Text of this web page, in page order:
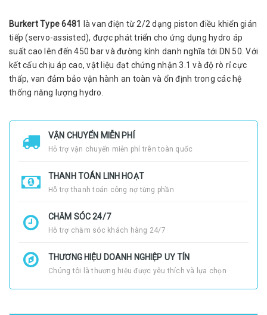
Burkert Type 6481
là van điện từ 2/2 dạng piston điều khiển gián
tiếp (servo-assisted), được phát triển cho ứng dụng hydro áp
suất cao lên đến 450 bar và đường kính danh nghĩa tới DN 50. Với
kết cấu chịu áp cao, vật liệu đạt chứng nhận 3.1 và độ rò rỉ cực
thấp, van đảm bảo vận hành an toàn và ổn định trong các hệ
thống năng lượng hydro.
VẬN CHUYỂN MIỄN PHÍ
Hỗ trợ vận chuyển miễn phí trên toàn quốc
THANH TOÁN LINH HOẠT
Hỗ trợ thanh toán công nợ từng phần
CHĂM SÓC 24/7
Hỗ trợ chăm sóc khách hàng 24/7
THƯƠNG HIỆU DOANH NGHIỆP UY TÍN
Chúng tôi là thương hiệu được yêu thích và lựa chọn